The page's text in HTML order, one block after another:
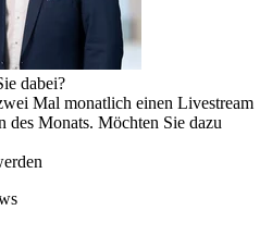
dabei?
Mal monatlich einen Livestream
des Monats. Möchten Sie dazu